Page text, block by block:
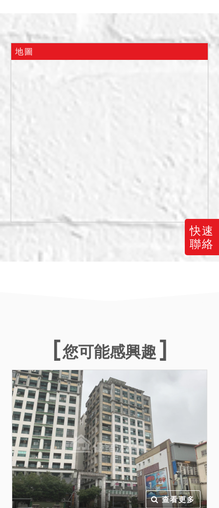
快速
聯絡
地政人員指界稱129地號土
地為21建號建物坐落基地；
門入內，屋內無人，但有日
四、本標內暫編325號之建
第一次登記之不動產，拍定
後拍定人不能持權利移轉證
書辦理所有權移轉登記，亦
不得以面積不符，請求減少
價金，或撤銷拍定；且若該
建物經建築主管機關認定為
違章建築，拍定人應自行承
擔受拆除之危險。與主建物
建號內部相通，且無獨立出
二、拍賣最低價額合計新台
幣：6,669,000元，以總價
最高者得標。
三、保證金新台幣：
1,334,000元。
地圖
您可能感興趣
查看更多